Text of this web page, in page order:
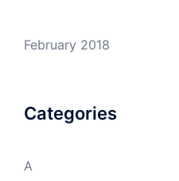
February 2018
Categories
A